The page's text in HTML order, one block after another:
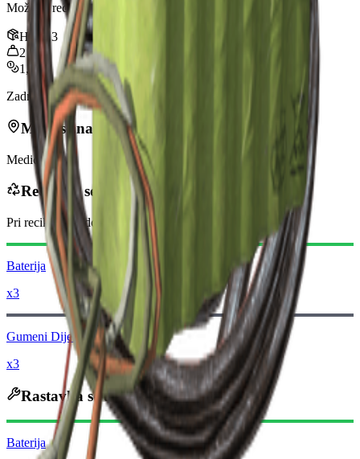
Može se reciklirati u materijale za izradu.
Hrpa :3
2 kg
1,000
Zadnje ažuriranje: Jan 09, 2026
Može se naći u
Medicinsko
Reciklira se u
Pri recikliranju dobivate -100
Baterija
x3
Gumeni Dijelovi
x3
Rastavlja se u
Baterija